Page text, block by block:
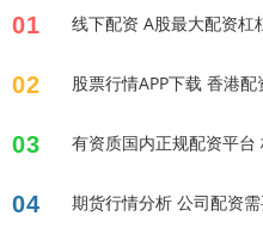
01 线下配资 A股最大配资杠
02 股票行情APP下载 香港配
03 有资质国内正规配资平
04 期货行情分析 公司配资